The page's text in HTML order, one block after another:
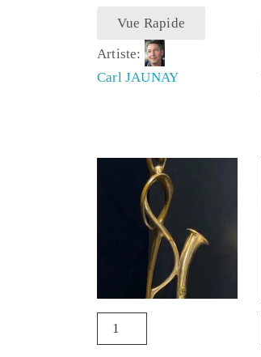
Vue Rapide
Artiste:
Carl JAUNAY